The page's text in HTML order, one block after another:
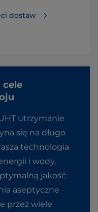
dostaw
cele
utrzymanie
się na długo
technologia
i wody,
jakość
aseptyczne
przez wiele